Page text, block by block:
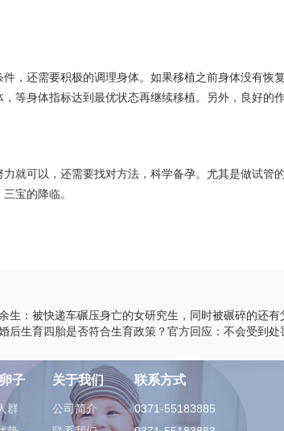
，还需要积极的调理身体。如果移植之前身体没有恢
等身体指标达到最优状态再继续移植。另外，良好的
就可以，还需要找对方法，科学备孕。尤其是做试管
宝的降临。
生：被快递车碾压身亡的女研究生，同时被碾碎的还有
后生育四胎是否符合生育政策？官方回应：不会受到处
子
群
关于我们
公司简介
联系方式
0371-55183885